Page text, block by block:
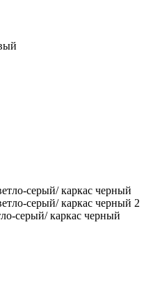
серый/ каркас черный